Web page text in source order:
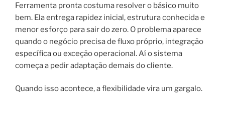
Ferramenta pronta costuma resolver o básico muito
bem. Ela entrega rapidez inicial, estrutura conhecida e
menor esforço para sair do zero. O problema aparece
quando o negócio precisa de fluxo próprio, integração
específica ou exceção operacional. Aí o sistema
começa a pedir adaptação demais do cliente.
Quando isso acontece, a flexibilidade vira um gargalo.